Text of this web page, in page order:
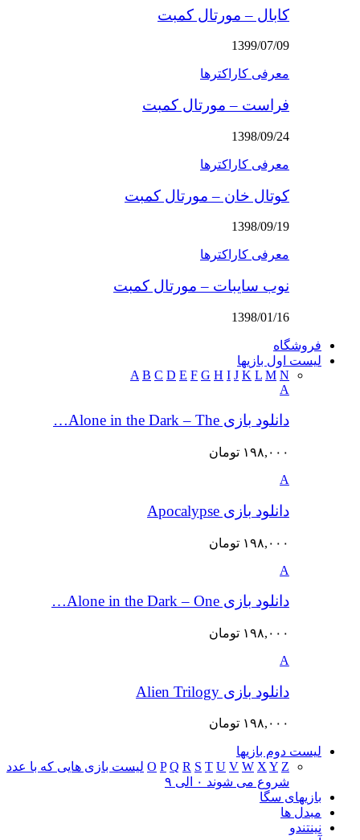
کابال – مورتال کمبت
1399/07/09
معرفی کاراکترها
فراست – مورتال کمبت
1398/09/24
معرفی کاراکترها
کوتال خان – مورتال کمبت
1398/09/19
معرفی کاراکترها
نوب سایبات – مورتال کمبت
1398/01/16
فروشگاه
لیست اول بازیها
A B C D E F G H I J K L M N
A
دانلود بازی Alone in the Dark – The…
۱۹۸,۰۰۰ تومان
A
دانلود بازی Apocalypse
۱۹۸,۰۰۰ تومان
A
دانلود بازی Alone in the Dark – One…
۱۹۸,۰۰۰ تومان
A
دانلود بازی Alien Trilogy
۱۹۸,۰۰۰ تومان
لیست دوم بازیها
O P Q R S T U V W XY Z
لیست بازی هایی که با عدد
شروع می شوند ۰ الی ۹
بازیهای سگا
مبدل ها
نینتندو